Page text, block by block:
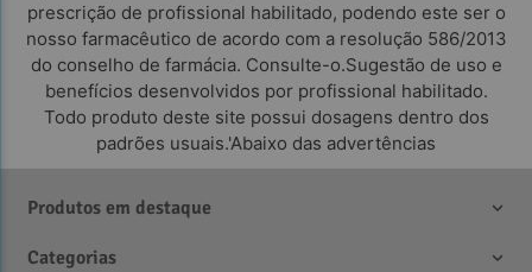
prescrição de profissional habilitado, podendo este ser o
nosso farmacêutico de acordo com a resolução 586/2013
do conselho de farmácia. Consulte-o.Sugestão de uso e
benefícios desenvolvidos por profissional habilitado.
Todo produto deste site possui dosagens dentro dos
padrões usuais.'Abaixo das advertências
Produtos em destaque
Categorias